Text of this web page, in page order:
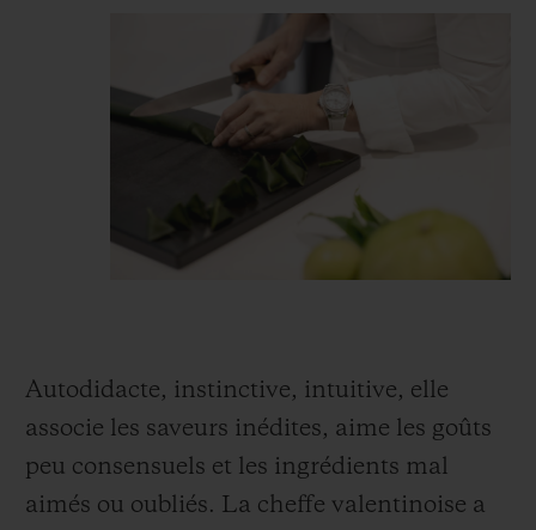
Autodidacte, instinctive, intuitive, elle
associe les saveurs inédites, aime les goûts
peu consensuels et les ingrédients mal
aimés ou oubliés. La cheffe valentinoise a